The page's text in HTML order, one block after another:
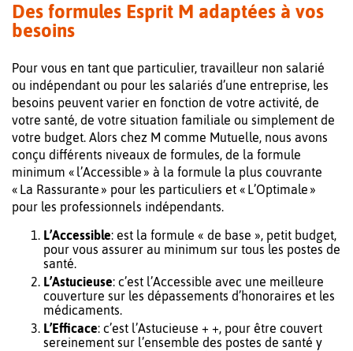
Des formules Esprit M adaptées à vos
besoins
Pour vous en tant que particulier, travailleur non salarié
ou indépendant ou pour les salariés d’une entreprise, les
besoins peuvent varier en fonction de votre activité, de
votre santé, de votre situation familiale ou simplement de
votre budget. Alors chez M comme Mutuelle, nous avons
conçu différents niveaux de formules, de la formule
minimum « l’Accessible » à la formule la plus couvrante
« La Rassurante » pour les particuliers et « L’Optimale »
pour les professionnels indépendants.
L’Accessible: est la formule « de base », petit budget,
pour vous assurer au minimum sur tous les postes de
santé.
L’Astucieuse: c’est l’Accessible avec une meilleure
couverture sur les dépassements d’honoraires et les
médicaments.
L’Efficace: c’est l’Astucieuse + +, pour être couvert
sereinement sur l’ensemble des postes de santé y